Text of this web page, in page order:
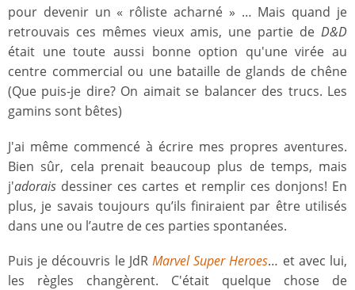
pour devenir un « rôliste acharné » … Mais quand je
retrouvais ces mêmes vieux amis, une partie de D&D
était une toute aussi bonne option qu'une virée au
centre commercial ou une bataille de glands de chêne
(Que puis-je dire? On aimait se balancer des trucs. Les
gamins sont bêtes)
J'ai même commencé à écrire mes propres aventures.
Bien sûr, cela prenait beaucoup plus de temps, mais
j'adorais dessiner ces cartes et remplir ces donjons! En
plus, je savais toujours qu’ils finiraient par être utilisés
dans une ou l’autre de ces parties spontanées.
Puis je découvris le JdR Marvel Super Heroes… et avec lui,
les règles changèrent. C'était quelque chose de